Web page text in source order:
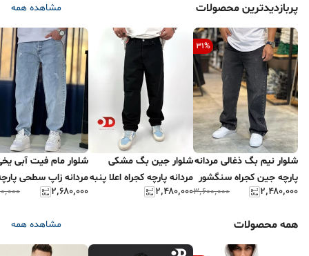
پربازدیدترین محصولات مشاهده همه
31%
شلوار نیم بگ ذغالی مردانه
پارچه جین کجراه سنگشور
کد ۲۵۷۸
۲٬۴۸۰٬۰۰۰ ۳٬۶۰۰٬۰۰۰
شلوار جین بگ مشکی
مردانه پارچه کجراه اعلا پنبه
کد۶۶۵
۲٬۴۸۰٬۰۰۰
شلوار مام فیت آبی
مردانه زاپ سطحی
جین کجراه
۲٬۶۸۰٬۰۰۰
همه محصولات مشاهده همه